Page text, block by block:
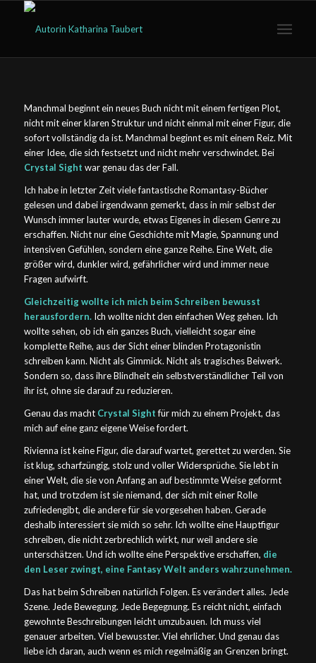
Manchmal beginnt ein neues Buch nicht mit einem fertigen Plot,
nicht mit einer klaren Struktur und nicht einmal mit einer Figur, die
sofort vollständig da ist. Manchmal beginnt es mit einem Reiz. Mit
einer Idee, die sich festsetzt und nicht mehr verschwindet. Bei
Crystal Sight war genau das der Fall.
Ich habe in letzter Zeit viele fantastische Romantasy-Bücher
gelesen und dabei irgendwann gemerkt, dass in mir selbst der
Wunsch immer lauter wurde, etwas Eigenes in diesem Genre zu
erschaffen. Nicht nur eine Geschichte mit Magie, Spannung und
intensiven Gefühlen, sondern eine ganze Reihe. Eine Welt, die
größer wird, dunkler wird, gefährlicher wird und immer neue
Fragen aufwirft.
Gleichzeitig wollte ich mich beim Schreiben bewusst
herausfordern.Ich wollte nicht den einfachen Weg gehen. Ich
wollte sehen, ob ich ein ganzes Buch, vielleicht sogar eine
komplette Reihe, aus der Sicht einer blinden Protagonistin
schreiben kann. Nicht als Gimmick. Nicht als tragisches Beiwerk.
Sondern so, dass ihre Blindheit ein selbstverständlicher Teil von
ihr ist, ohne sie darauf zu reduzieren.
Genau das macht Crystal Sightfür mich zu einem Projekt, das
mich auf eine ganz eigene Weise fordert.
Rivienna ist keine Figur, die darauf wartet, gerettet zu werden. Sie
ist klug, scharfzüngig, stolz und voller Widersprüche. Sie lebt in
einer Welt, die sie von Anfang an auf bestimmte Weise geformt
hat, und trotzdem ist sie niemand, der sich mit einer Rolle
zufriedengibt, die andere für sie vorgesehen haben. Gerade
deshalb interessiert sie mich so sehr. Ich wollte eine Hauptfigur
schreiben, die nicht zerbrechlich wirkt, nur weil andere sie
unterschätzen. Und ich wollte eine Perspektive erschaffen, die
den Leser zwingt, eine Fantasy Welt anders wahrzunehmen.
Das hat beim Schreiben natürlich Folgen. Es verändert alles. Jede
Szene. Jede Bewegung. Jede Begegnung. Es reicht nicht, einfach
gewohnte Beschreibungen leicht umzubauen. Ich muss viel
genauer arbeiten. Viel bewusster. Viel ehrlicher. Und genau das
liebe ich daran, auch wenn es mich regelmäßig an Grenzen bringt.